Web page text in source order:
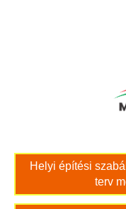
Bölcskei női
Bölcskei
Bölcskei
Bölcskei
Amatőr
Helyi építési
terv